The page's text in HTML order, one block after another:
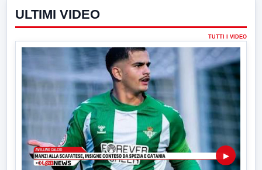
ULTIMI VIDEO
TUTTI I VIDEO
▶